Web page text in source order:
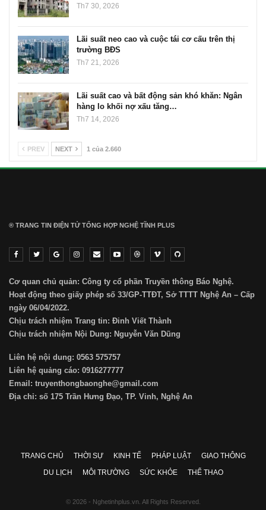
Th7 30, 2026
Lãi suất neo cao và cuộc tái cơ cấu trên thị
trường BĐS
Th7 21, 2026
Lãi suất cao và bất động sản khó khăn: Ngân
hàng lo khối nợ xấu tăng…
Th7 14, 2026
PREV NEXT 1 của 2.660
® TRANG TIN ĐIỆN TỬ ТỔNG HỢP NGHỆ TĨNH PLUS
Cơ quan chủ quản: Công ty cổ phần Truyền thông Báo Nghệ.
Hoạt động theo giấy phép số 33/GP-TTĐT, Sở TTTT Nghệ An – Cấp
ngày 06/04/2022.
Chịu trách nhiệm Trang tin: Đinh Viết Thành
Chịu trách nhiệm Nội Dung: Nguyễn Văn Dũng
Liên hệ nội dung: 0563 575757
Liên hệ quảng cáo: 0916277777
Email: truyenthongbaonghe@gmail.com
Địa chỉ: số 175 Trần Hưng Đạo, TP. Vinh, Nghệ An
TRANG CHỦ THỜI SỰ KINH TẾ PHÁP LUẬT
GIAO THÔNG
DU LỊCH
MÔI TRƯỜNG SỨC KHỎE THỂ THAO
© 2026 - Nghetinhplus.vn. All Rights Reserved.